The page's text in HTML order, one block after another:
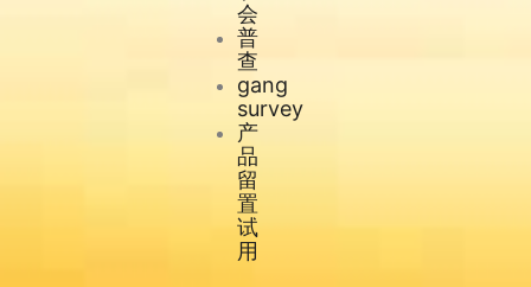
会
普
查
gang
survey
产
品
留
置
试
用